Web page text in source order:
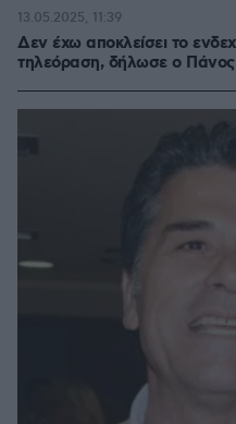
Δεν έχω αποκλείσει το
τηλεόραση, δήλωσε ο
13.05.2025, 11:39